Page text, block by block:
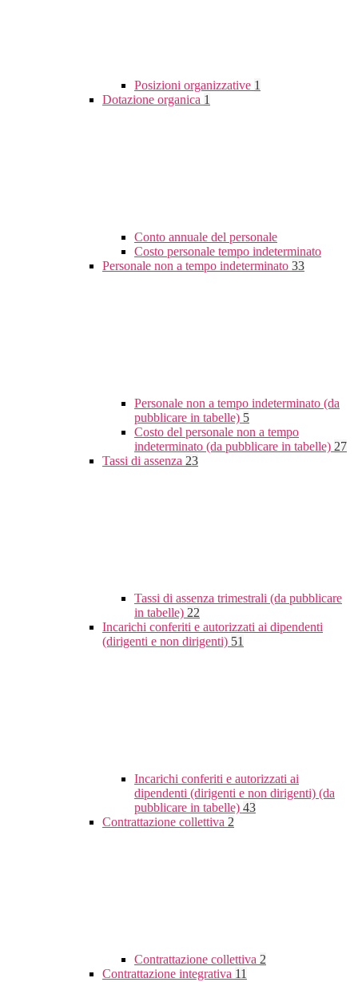
Posizioni organizzative 1
Dotazione organica 1
Conto annuale del personale
Costo personale tempo indeterminato
Personale non a tempo indeterminato 33
Personale non a tempo indeterminato (da
pubblicare in tabelle) 5
Costo del personale non a tempo
indeterminato (da pubblicare in tabelle) 27
Tassi di assenza 23
Tassi di assenza trimestrali (da pubblicare
in tabelle) 22
Incarichi conferiti e autorizzati ai dipendenti
(dirigenti e non dirigenti) 51
Incarichi conferiti e autorizzati ai
dipendenti (dirigenti e non dirigenti) (da
pubblicare in tabelle) 43
Contrattazione collettiva 2
Contrattazione collettiva 2
Contrattazione integrativa 11